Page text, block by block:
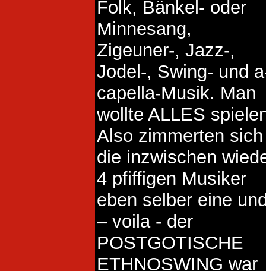
Folk, Bänkel- oder
Minnesang,
Zigeuner-, Jazz-,
Jodel-, Swing- und
capella-Musik. Man
wollte ALLES
Also zimmerten sich
die inzwischen
4 pfiffigen Musiker
eben selber eine
– voila - der
POSTGOTISCHE
ETHNOSWING war